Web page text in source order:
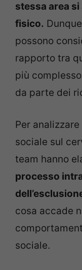
stessa area
fisico.
possono
rapporto tra
più
da parte dei
Per
sociale sul
team hanno
processo
cosa accade
sociale.